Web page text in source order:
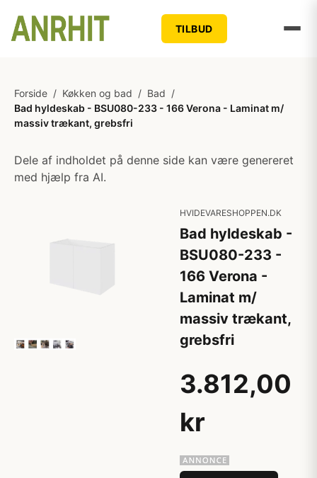
TILBUD
Forside / Køkken og bad / Bad /
Bad hyldeskab - BSU080-233 - 166 Verona - Laminat m/
massiv trækant, grebsfri
Dele af indholdet på denne side kan være genereret
med hjælp fra AI.
HVIDEVARESHOPPEN.DK
Bad hyldeskab -
BSU080-233 -
166 Verona -
Laminat m/
massiv trækant,
grebsfri
3.812,00
kr